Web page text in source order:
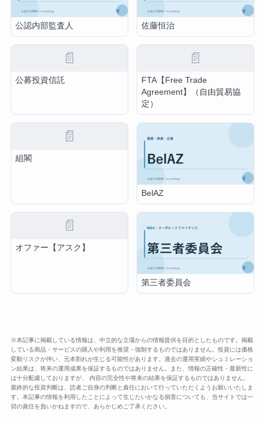
公認内部監査人 佐藤恒治
📄
公募投資信託
📄
FTA【Free Trade
Agreement】（自由貿易協
定）
📄
組閣
BelAZ
📄
オファー【アスク】
第三者委員会
※本記事に掲載している情報は、中立的な立場からの情報提供を目的としたものです。掲載
している商品・サービスの購入や利用を推奨・強制するものではありません。投資には価格
変動リスクが伴い、元本割れが生じる可能性があります。過去の運用実績やシュミレーショ
ン結果は、将来の運用成果を保証するものではありません。また、情報の正確性・最新性に
は十分配慮しておりますが、 内容の完全性や将来の結果を保証するものではありません。
最終的な投資判断は、読者ご自身の判断と責任において行っていただくようお願いいたしま
す。本記事の情報を利用したことによって生じたいかなる損害についても、当サイトでは一
切の責任を負いかねますので、あらかじめご了承ください。